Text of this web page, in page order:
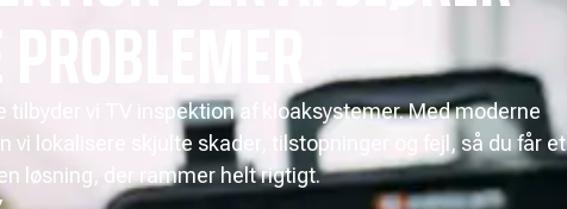
tilbyder vi TV inspektion af kloaksystemer. Med moderne
vi lokalisere skjulte skader, tilstopninger og fejl, så du får et
løsning, der rammer helt rigtigt.